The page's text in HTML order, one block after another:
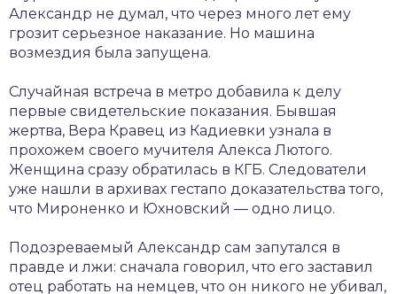
Александр не думал, что через много лет ему
грозит серьезное наказание. Но машина
возмездия была запущена.
Случайная встреча в метро добавила к делу
первые свидетельские показания. Бывшая
жертва, Вера Кравец из Кадиевки узнала в
прохожем своего мучителя Алекса Лютого.
Женщина сразу обратилась в КГБ. Следователи
уже нашли в архивах гестапо доказательства того,
что Мироненко и Юхновский — одно лицо.
Подозреваемый Александр сам запутался в
правде и лжи: сначала говорил, что его заставил
отец работать на немцев, что он никого не убивал,